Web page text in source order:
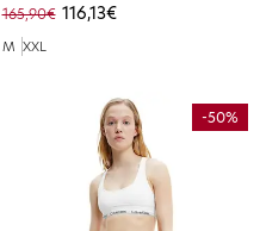
165,90€ 116,13€
M XXL
-50%